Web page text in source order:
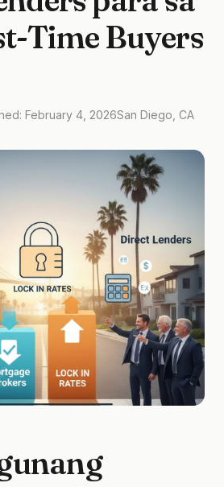
Time Buyers
February 4, 2026San Diego, CA